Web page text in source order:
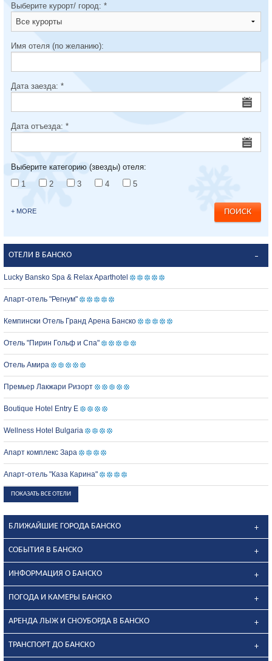
Выберите курорт/ город: *
Имя отеля (по желанию):
Дата заезда: *
Дата отъезда: *
Выберите категорию (звезды) отеля:
1
2 3 4 5
+ MORE
ОТЕЛИ В БАНСКО
Lucky Bansko Spa & Relax Aparthotel
Апарт-отель "Регнум"
Кемпински Отель Гранд Арена Банско
Отель "Пирин Гольф и Спа"
Отель Амира
Премьер Лакжари Ризорт
Boutique Hotel Entry E
Wellness Hotel Bulgaria
Апарт комплекс Зара
Апарт-отель "Каза Карина"
ПОКАЗАТЬ ВСЕ ОТЕЛИ
БЛИЖАЙШИЕ ГОРОДА БАНСКО
СОБЫТИЯ В БАНСКО
ИНФОРМАЦИЯ О БАНСКО
ПОГОДА И КАМЕРЫ БАНСКО
АРЕНДА ЛЫЖ И СНОУБОРДА В БАНСКО
ТРАНСПОРТ ДО БАНСКО